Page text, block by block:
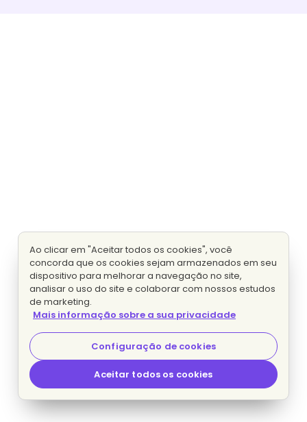
Ao clicar em "Aceitar todos os cookies", você
concorda que os cookies sejam armazenados em seu
dispositivo para melhorar a navegação no site,
analisar o uso do site e colaborar com nossos estudos
de marketing.
Mais informação sobre a sua privacidade
Configuração de cookies
Aceitar todos os cookies